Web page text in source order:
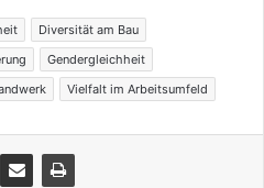
Diversität am Bau
Gendergleichheit
Vielfalt im Arbeitsumfeld